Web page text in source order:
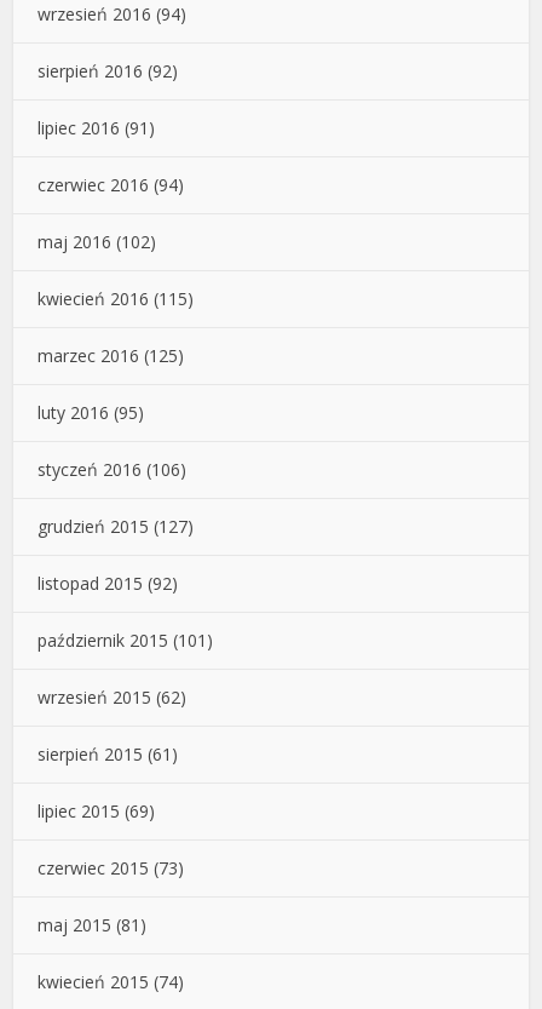
wrzesień 2016 (94)
sierpień 2016 (92)
lipiec 2016 (91)
czerwiec 2016 (94)
maj 2016 (102)
kwiecień 2016 (115)
marzec 2016 (125)
luty 2016 (95)
styczeń 2016 (106)
grudzień 2015 (127)
listopad 2015 (92)
październik 2015 (101)
wrzesień 2015 (62)
sierpień 2015 (61)
lipiec 2015 (69)
czerwiec 2015 (73)
maj 2015 (81)
kwiecień 2015 (74)